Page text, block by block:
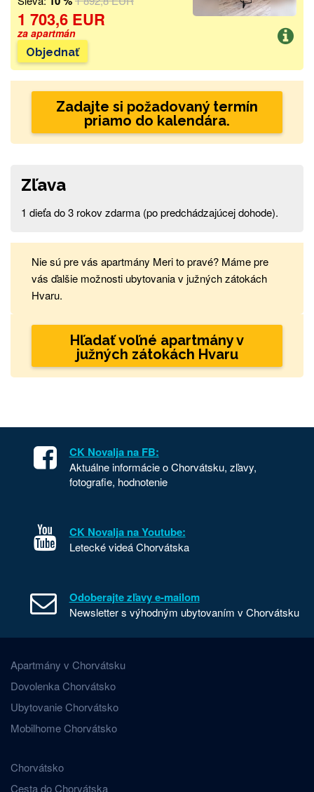
1 703,6 EUR
za apartmán
Objednať
Zadajte si požadovaný termín
priamo do kalendára.
Zľava
1 dieťa do 3 rokov zdarma (po predchádzajúcej dohode).
Nie sú pre vás apartmány Meri to pravé? Máme pre
vás ďalšie možnosti ubytovania v južných zátokách
Hvaru.
Hľadať voľné apartmány v
južných zátokách Hvaru
CK Novalja na FB:
Aktuálne informácie o Chorvátsku, zľavy,
fotografie, hodnotenie
CK Novalja na Youtube:
Letecké videá Chorvátska
Odoberajte zľavy e-mailom
Newsletter s výhodným ubytovaním v Chorvátsku
Apartmány v Chorvátsku
Dovolenka Chorvátsko
Ubytovanie Chorvátsko
Mobilhome Chorvátsko
Chorvátsko
Cesta do Chorvátska